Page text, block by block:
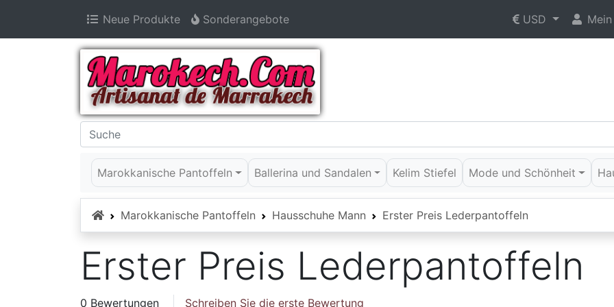
Neue Produkte Sonderangebote USD
Marokkanische Pantoffeln Ballerina und Sandalen Kelim Stiefel Mode und Schönheit
Startseite
Marokkanische Pantoffeln Hausschuhe Mann Erster Preis Lederpantoffeln
Erster Preis Lederpantoffeln
0 Bewertungen Schreiben Sie die erste Bewertung